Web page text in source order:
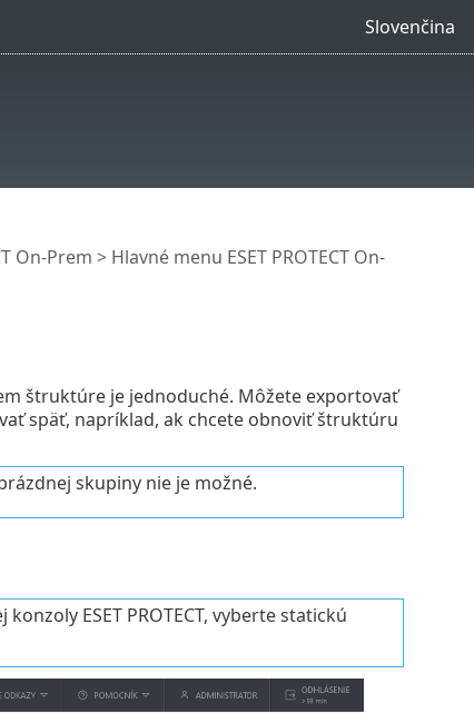
Slovenčina
On-Prem > Hlavné menu ESET PROTECT On-
štruktúre je jednoduché. Môžete exportovať
späť, napríklad, ak chcete obnoviť štruktúru
skupiny nie je možné.
ESET PROTECT, vyberte statickú